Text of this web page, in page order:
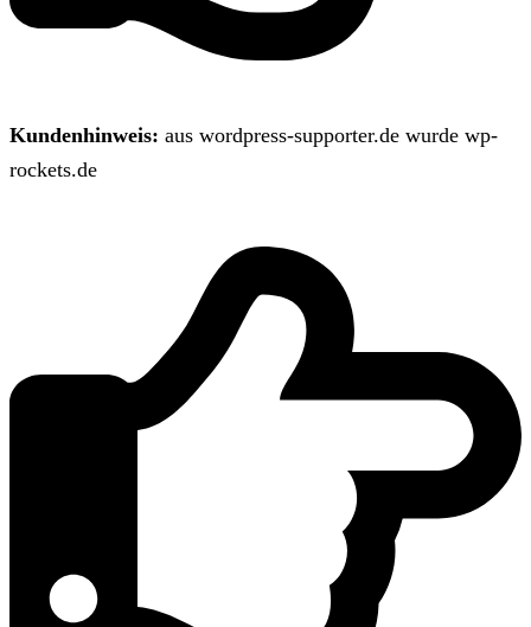
Kundenhinweis: aus wordpress-supporter.de wurde wp-
rockets.de